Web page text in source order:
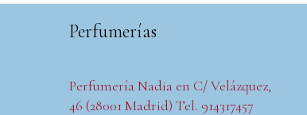
Perfumerías
Perfumería Nadia en C/ Velázquez,
46 (28001 Madrid) Tel. 914317457